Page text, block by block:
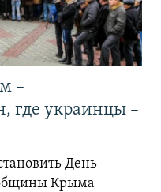
–
где украинцы –
День
Крыма